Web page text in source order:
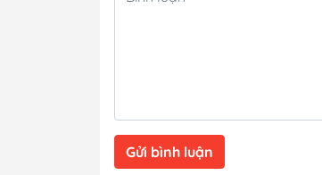
Gửi bình luận